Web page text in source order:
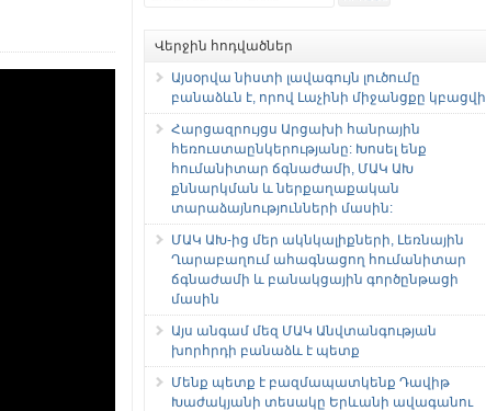
Վերջին հոդվածներ
Այսօրվա նիստի լավագույն լուծումը
բանաձևն է, որով Լաչինի միջանցքը կբացվի
Հարցազրույցս Արցախի հանրային
հեռուստաընկերությանը: Խոսել ենք
հումանիտար ճգնաժամի, ՄԱԿ ԱԽ
քննարկման և ներքաղաքական
տարաձայնությունների մասին:
ՄԱԿ ԱԽ-ից մեր ակնկալիքների, Լեռնային
Ղարաբաղում ահագնացող հումանիտար
ճգնաժամի և բանակցային գործընթացի
մասին
Այս անգամ մեզ ՄԱԿ Անվտանգության
խորհրդի բանաձև է պետք
Մենք պետք է բազմապատկենք Դավիթ
Խաժակյանի տեսակը Երևանի ավագանու